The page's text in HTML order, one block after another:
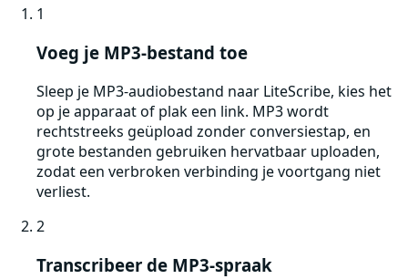
1
Voeg je MP3-bestand toe
Sleep je MP3-audiobestand naar LiteScribe, kies het
op je apparaat of plak een link. MP3 wordt
rechtstreeks geüpload zonder conversiestap, en
grote bestanden gebruiken hervatbaar uploaden,
zodat een verbroken verbinding je voortgang niet
verliest.
2
Transcribeer de MP3-spraak